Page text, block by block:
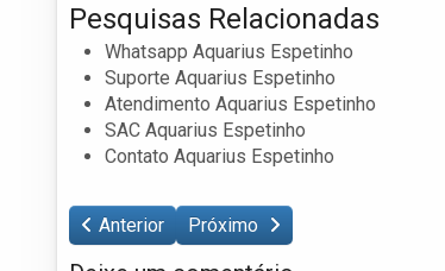
Pesquisas Relacionadas
Whatsapp Aquarius Espetinho
Suporte Aquarius Espetinho
Atendimento Aquarius Espetinho
SAC Aquarius Espetinho
Contato Aquarius Espetinho
Anterior Próximo